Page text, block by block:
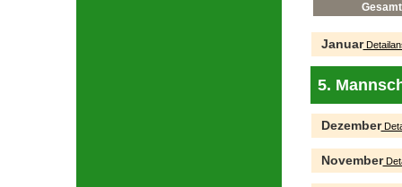
Gesamt
Januar
5.
Dezember
November